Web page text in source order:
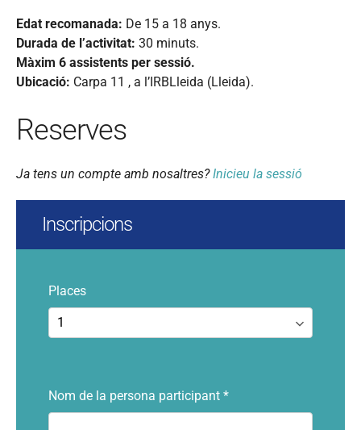
Edat recomanada: De 15 a 18 anys.
Durada de l’activitat: 30 minuts.
Màxim 6 assistents per sessió.
Ubicació: Carpa 11 , a l’IRBLleida (Lleida).
Reserves
Ja tens un compte amb nosaltres?Inicieu la sessió
inscripcions
Places
Nom de la persona participant *